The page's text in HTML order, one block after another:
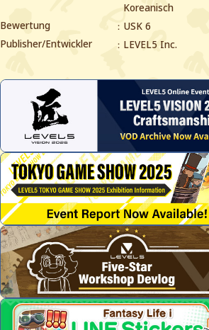
Koreanisch
Bewertung
USK 6
Publisher/Entwickler
LEVEL5 Inc.